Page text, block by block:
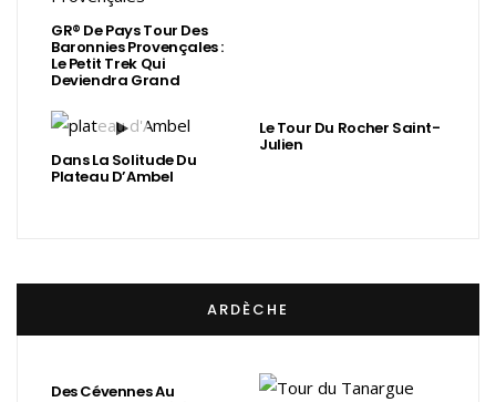
GR® De Pays Tour Des
Baronnies Provençales :
Le Petit Trek Qui
Deviendra Grand
Dans La Solitude Du
Plateau D’Ambel
Le Tour Du Rocher Saint-
Julien
ARDÈCHE
Des Cévennes Au